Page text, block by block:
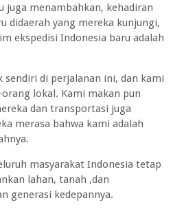
juga menambahkan, kehadiran
didaerah yang mereka kunjungi,
ekspedisi Indonesia baru adalah
sendiri di perjalanan ini, dan kami
lokal. Kami makan pun
dan transportasi juga
merasa bahwa kami adalah
masyarakat Indonesia tetap
lahan, tanah ,dan
generasi kedepannya.